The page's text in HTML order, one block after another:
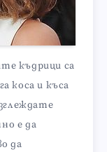
къдрици са
коса и къса
е да
да